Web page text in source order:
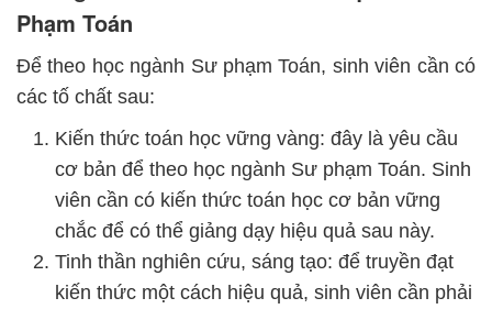
Phạm Toán
Để theo học ngành Sư phạm Toán, sinh viên cần có
các tố chất sau:
Kiến thức toán học vững vàng: đây là yêu cầu
cơ bản để theo học ngành Sư phạm Toán. Sinh
viên cần có kiến thức toán học cơ bản vững
chắc để có thể giảng dạy hiệu quả sau này.
Tinh thần nghiên cứu, sáng tạo: để truyền đạt
kiến thức một cách hiệu quả, sinh viên cần phải